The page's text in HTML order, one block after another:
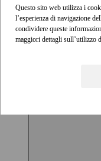
Questo sito web utilizza i
l’esperienza di navigazione
condividere queste
maggiori dettagli sull’utilizzo
ACQUISTA